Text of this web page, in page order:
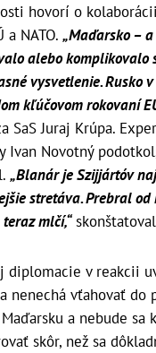
hovorí o
a NATO. „Maďarsko –
alebo komplikovalo
vysvetlenie. Rusko
kľúčovom rokovaní
SaS Juraj Krúpa.
Ivan Novotný
„Blanár je Szijjártóv
stretáva. Prebral od
mlčí,“
diplomacie v reakcii
nenechá vťahovať do
a nebude sa
skôr, než sa